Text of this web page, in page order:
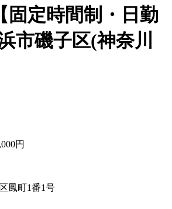
固定時間制・日勤
市磯子区(神奈川
円
鳳町1番1号